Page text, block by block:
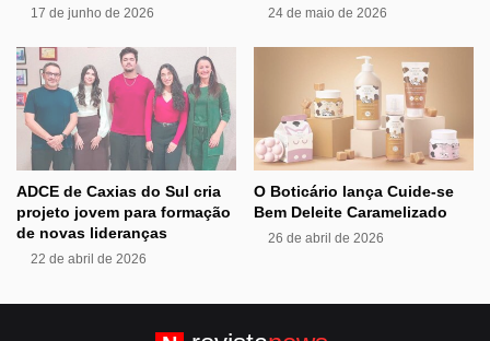
17 de junho de 2026 24 de maio de 2026
ADCE de Caxias do Sul cria
projeto jovem para formação
de novas lideranças
22 de abril de 2026
O Boticário lança Cuide-se
Bem Deleite Caramelizado
26 de abril de 2026